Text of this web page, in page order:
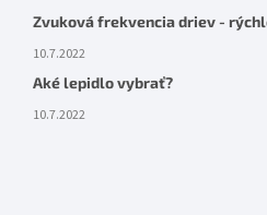
Zvuková frekvencia driev -
10.7.2022
Aké lepidlo vybrať?
10.7.2022